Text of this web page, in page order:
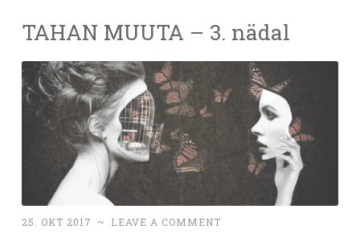
TAHAN MUUTA – 3. nädal
25. OKT 2017 ~ LEAVE A COMMENT